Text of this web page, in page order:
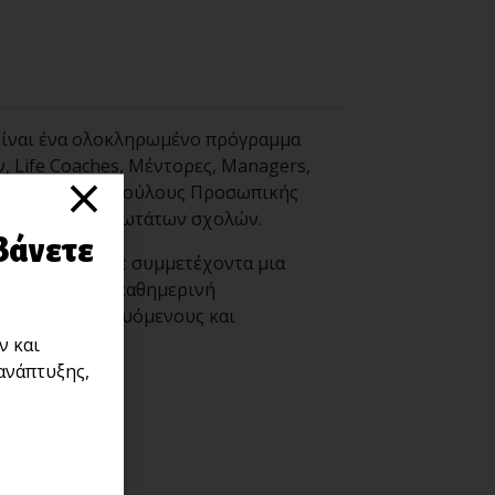
ένα ολοκληρωμένο πρόγραμμα
Life Coaches, Μέντορες, Managers,
Συμβούλους Προσωπικής
αποφοίτους ανωτάτων σχολών.
σε κάθε συμμετέχοντα μια
εύκολα στην καθημερινή
/ θεραπευόμενους και
×
και